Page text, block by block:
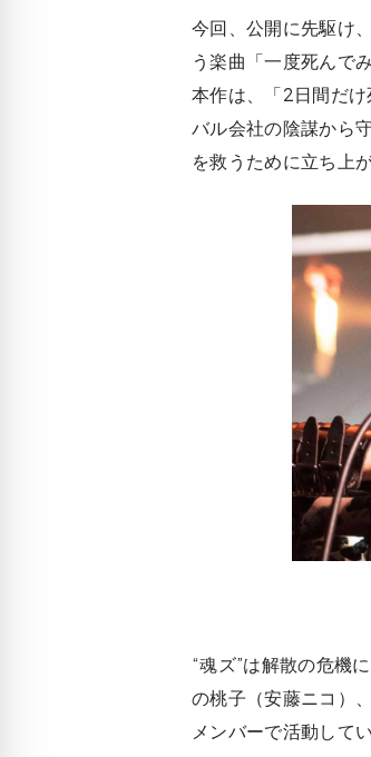
今回、公開に先駆け
う楽曲「一度死んで
本作は、「2日間だ
バル会社の陰謀から
を救うために立ち上
“魂ズ”は解散の危機
の桃子（安藤ニコ）
メンバーで活動してい